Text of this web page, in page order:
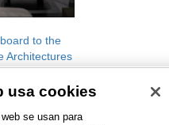
to the
Architectures
usa cookies
se usan para